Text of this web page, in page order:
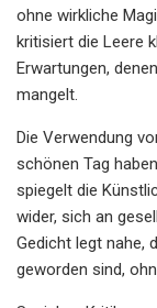
ohne wirkliche
kritisiert die Leere
Erwartungen,
mangelt.
Die Verwendung
schönen Tag
spiegelt die
wider, sich an
Gedicht legt nahe,
geworden sind,